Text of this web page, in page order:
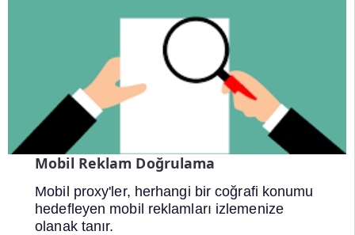
Mobil Reklam Doğrulama
Mobil proxy'ler, herhangi bir coğrafi konumu
hedefleyen mobil reklamları izlemenize
olanak tanır.